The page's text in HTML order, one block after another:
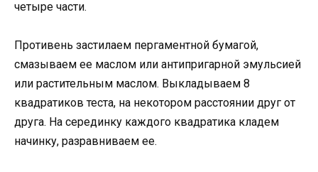
четыре части.
Противень застилаем пергаментной бумагой,
смазываем ее маслом или антипригарной эмульсией
или растительным маслом. Выкладываем 8
квадратиков теста, на некотором расстоянии друг от
друга. На серединку каждого квадратика кладем
начинку, разравниваем ее.